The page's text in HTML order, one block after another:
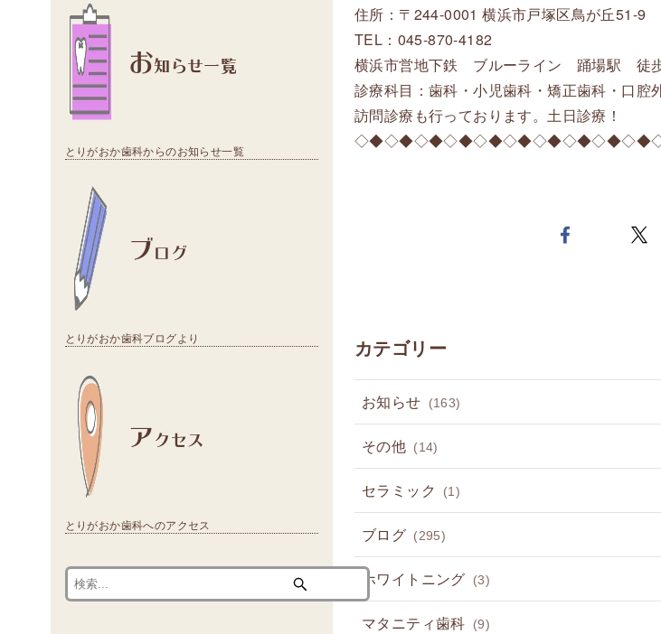
住所：〒244-0001 横浜市戸塚区鳥が丘51-9
TEL：045-870-4182
横浜市営地下鉄 ブルーライン 踊場駅 徒
診療科目：歯科・小児歯科・矯正歯科・口腔
訪問診療も行っております。土日診療！
カテゴリー
お知らせ (163)
その他 (14)
セラミック (1)
ブログ (295)
ホワイトニング (3)
マタニティ歯科 (9)
お知らせ一覧
とりがおか歯科からのお知らせ一覧
ブログ
とりがおか歯科ブログより
アクセス
とりがおか歯科へのアクセス